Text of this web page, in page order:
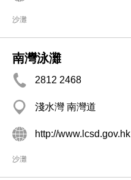
沙灘
南灣泳灘
2812 2468
淺水灣 南灣道
http://www.lcsd.gov.hk
沙灘